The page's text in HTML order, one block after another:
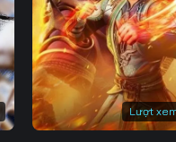
139 140
146 147
153 154
Lượt